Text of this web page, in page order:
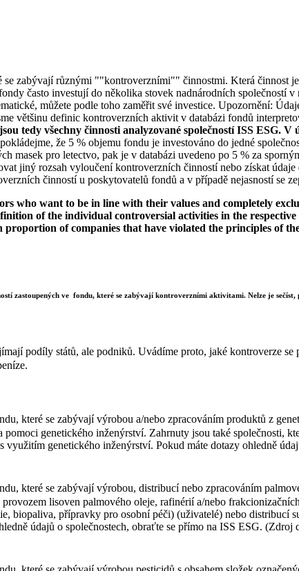
zabývají různými ""kontroverzními"" činnostmi. Která činnost
často investují do několika stovek nadnárodních
můžete podle toho zaměřit své investice. Upozornění:
většinu definic kontroverzních aktivit v databázi fondů
tedy všechny činnosti analyzované společností ISS ESG.
že 5 % objemu fondu je investováno do jedné
masek pro letectvo, pak je v databázi uvedeno po 5 % za
jiný rozsah vyloučení kontroverzních činností nebo získat
činností u poskytovatelů fondů a v případě nejasností se
who want to be in line with their values and completely
of the individual controversial activities in the
of companies that have violated the principles of
zastoupených ve fondu, které se zabývají kontroverzními aktivitami. Nelze je
podíly států, ale podniků. Uvádíme proto, jaké kontroverze
které se zabývají výrobou a/nebo zpracováním produktů z
genetického inženýrství. Zahrnuty jsou také společnosti,
genetického inženýrství. Pokud máte dotazy ohledně
které se zabývají výrobou, distribucí nebo zpracováním
lisoven palmového oleje, rafinérií a/nebo
biopaliva, přípravky pro osobní péči) (uživatelé) nebo distribucí
údajů o společnostech, obraťte se přímo na ISS ESG. (Zdroj